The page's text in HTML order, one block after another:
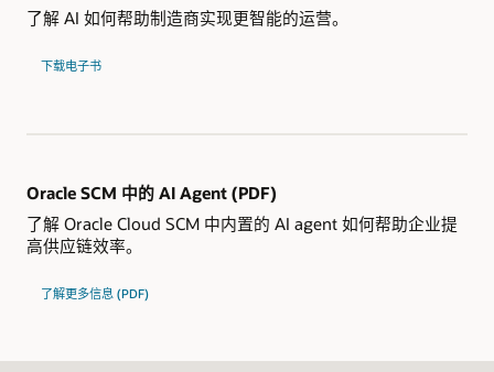
了解 AI 如何帮助制造商实现更智能的运营。
下载电子书
Oracle SCM 中的 AI Agent (PDF)
了解 Oracle Cloud SCM 中内置的 AI agent 如何帮助企业提
高供应链效率。
了解更多信息 (PDF)